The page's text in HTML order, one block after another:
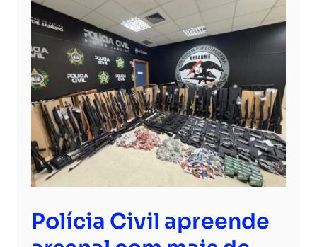
Polícia Civil apreende